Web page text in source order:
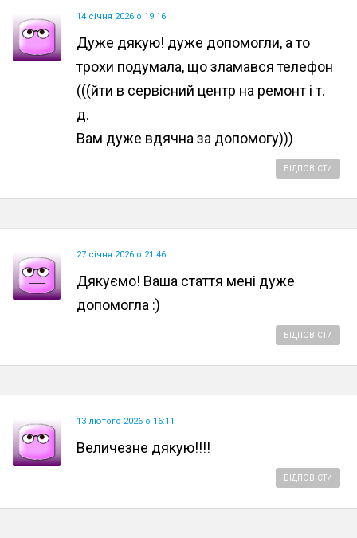
14 січня 2026 о 19:16
Дуже дякую! дуже допомогли, а то
трохи подумала, що зламався телефон
(((йти в сервісний центр на ремонт і т.
д.
Вам дуже вдячна за допомогу)))
ВІДПОВІСТИ
27 січня 2026 о 21:46
Дякуємо! Ваша стаття мені дуже
допомогла :)
ВІДПОВІСТИ
13 лютого 2026 о 16:11
Величезне дякую!!!!
ВІДПОВІСТИ